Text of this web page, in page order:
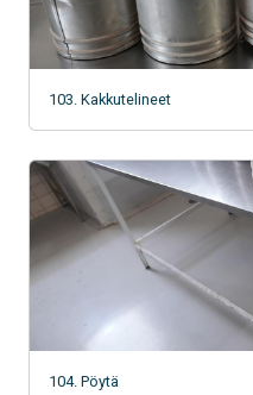
103. Kakkutelineet
104. Pöytä